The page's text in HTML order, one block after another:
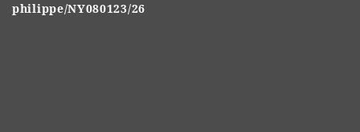
philippe/NY080123/26